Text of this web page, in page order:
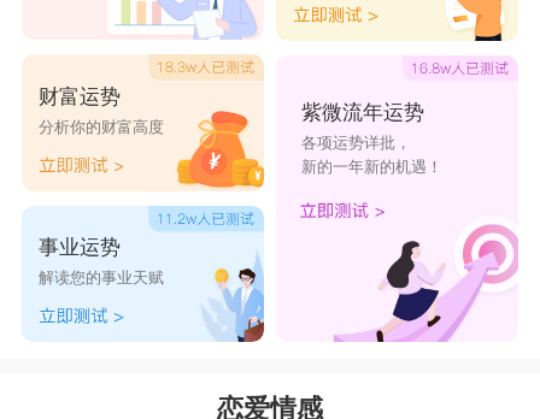
财富运势
分析你的财富高度
事业运势
解读您的事业天赋
紫微流年运势
各项运势详批，
新的一年新的机遇！
恋爱情感